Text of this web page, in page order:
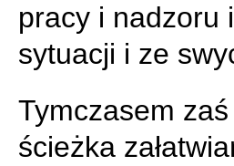
pracy i nadzoru
sytuacji i ze
Tymczasem
ścieżka